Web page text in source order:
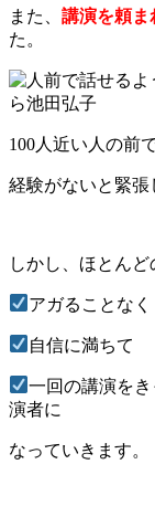
また、 講演を頼ま
た。
100人近い人の前
経験がないと緊張
しかし、ほとん
アガることなく
自信に満ちて
一回の講演を
演者に
なっていきます。